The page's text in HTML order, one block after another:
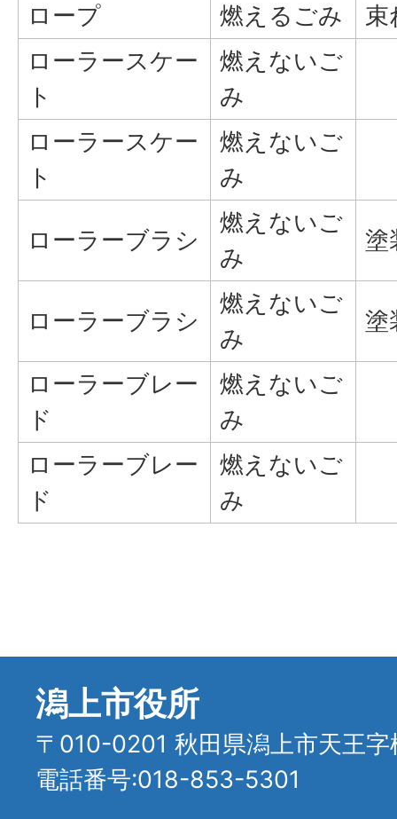
ロープ
燃えるごみ
束
ローラースケー
ト
燃えないご
み
ローラースケー
ト
燃えないご
み
ローラーブラシ
燃えないご
み
塗
ローラーブラシ
燃えないご
み
塗
ローラーブレー
ド
燃えないご
み
ローラーブレー
ド
燃えないご
み
潟上市役所
〒010-0201 秋田県潟上市天王
電話番号:018-853-5301